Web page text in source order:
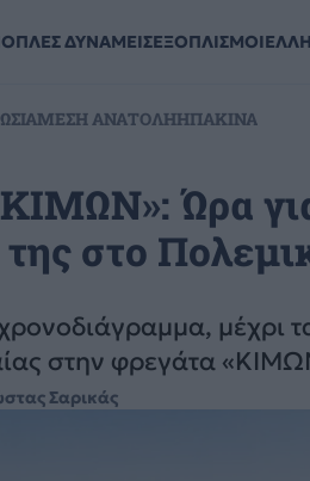
ΔΥΝΑΜΕΙΣΕΞΟΠΛΙΣΜΟΙ
ΜΕΣΗ ΑΝΑΤΟΛΗΗΠΑΚΙΝΑ
Ώρα
στο
μέχρι
στην φρεγάτα
Σαρικάς